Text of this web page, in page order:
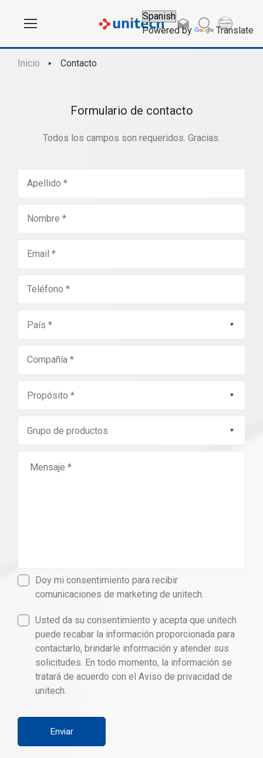
Powered by Translate
Inicio Contacto
Formulario de contacto
Todos los campos son requeridos. Gracias.
Doy mi consentimiento para recibir
comunicaciones de marketing de unitech.
Usted da su consentimiento y acepta que unitech
puede recabar la información proporcionada para
contactarlo, brindarle información y atender sus
solicitudes. En todo momento, la información se
tratará de acuerdo con el Aviso de privacidad de
unitech.
Enviar